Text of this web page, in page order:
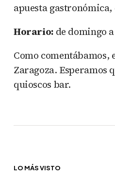
apuesta gastronómica,
Horario:de domingo a
Como comentábamos,
Zaragoza. Esperamos
quioscos bar.
LO MÁS VISTO